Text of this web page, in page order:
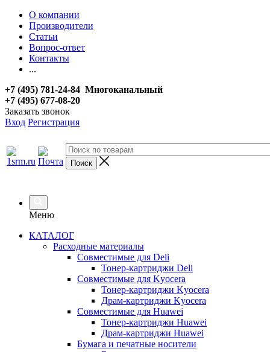
О компании
Производители
Статьи
Вопрос-ответ
Контакты
...
+7 (495) 781-24-84 Многоканальный
+7 (495) 677-08-20
Заказать звонок
Вход Регистрация
Меню
КАТАЛОГ
Расходные материалы
Совместимые для Deli
Тонер-картриджи Deli
Совместимые для Kyocera
Тонер-картриджи Kyocera
Драм-картриджи Kyocera
Совместимые для Huawei
Тонер-картриджи Huawei
Драм-картриджи Huawei
Бумага и печатные носители